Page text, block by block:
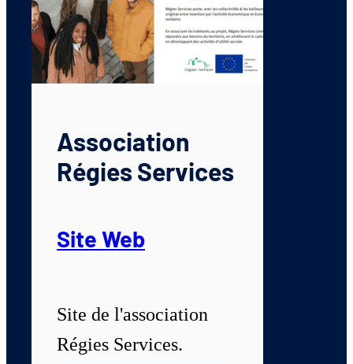
Association
Régies Services
Site Web
Site de l'association
Régies Services.